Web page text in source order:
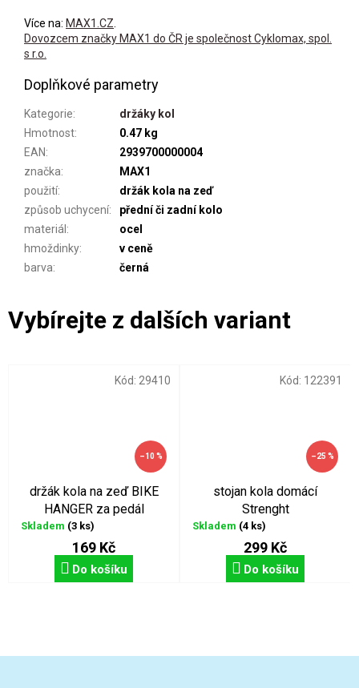
Více na: MAX1.CZ
Dovozcem značky MAX1 do ČR je společnost Cyklomax, spol.
s r.o.
Doplňkové parametry
Kategorie:
držáky kol
Hmotnost:
0.47 kg
EAN:
2939700000004
značka:
MAX1
použití:
držák kola na zeď
způsob uchycení:
přední či zadní kolo
materiál :
ocel
hmoždinky:
v ceně
barva: černá
–10 %
držák kola na zeď BIKE
HANGER za pedál
Skladem (3 ks)
169 Kč
Do košíku
Kód: 29410
–25 %
stojan kola domácí
Strenght
Skladem (4 ks)
299 Kč
Do košíku
Kód: 122391